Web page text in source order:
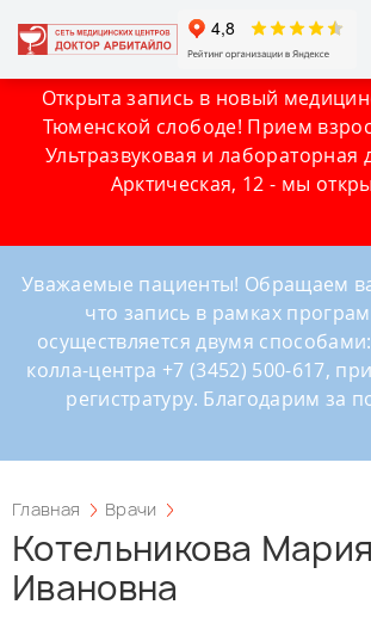
Открыта запись в новый
Тюменской слободе! Прием
Ультразвуковая и лабораторная
Арктическая, 12 - мы
Уважаемые пациенты! Обращаем
что запись в рамках
осуществляется двумя
колла-центра +7 (3452) 500-617,
регистратуру. Благодарим за
Главная Врачи
Котельникова Мария
Ивановна